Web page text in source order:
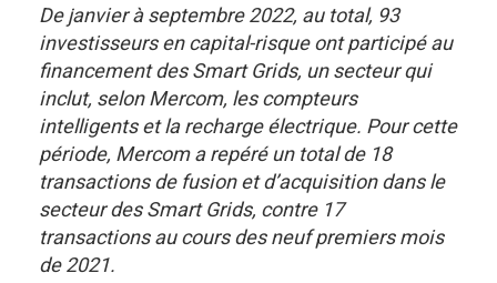
De janvier à septembre 2022, au total, 93
investisseurs en capital-risque ont participé au
financement des Smart Grids, un secteur qui
inclut, selon Mercom, les compteurs
intelligents et la recharge électrique. Pour cette
période, Mercom a repéré un total de 18
transactions de fusion et d’acquisition dans le
secteur des Smart Grids, contre 17
transactions au cours des neuf premiers mois
de 2021.